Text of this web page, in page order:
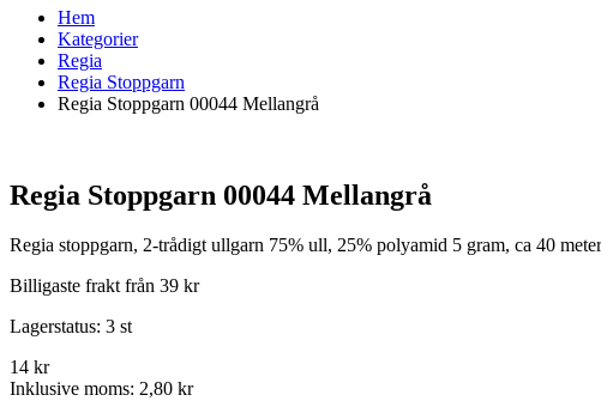
Hem
Kategorier
Regia
Regia Stoppgarn
Regia Stoppgarn 00044 Mellangrå
Regia Stoppgarn 00044 Mellangrå
Regia stoppgarn, 2-trådigt ullgarn 75% ull, 25% polyamid 5 gram, ca 40 meter
Billigaste frakt från 39 kr
Lagerstatus: 3 st
14 kr
Inklusive moms: 2,80 kr